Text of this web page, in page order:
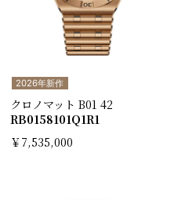
2026年新作
クロノマット B01 42
RB0158101Q1R1
￥7,535,000